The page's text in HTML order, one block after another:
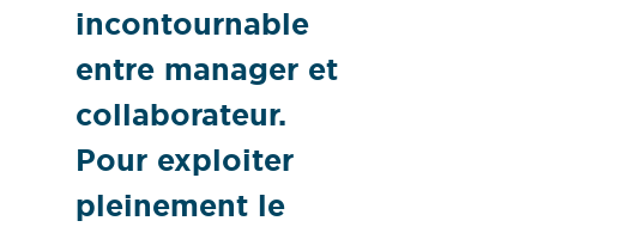
incontournable
entre manager et
collaborateur.
Pour exploiter
pleinement le